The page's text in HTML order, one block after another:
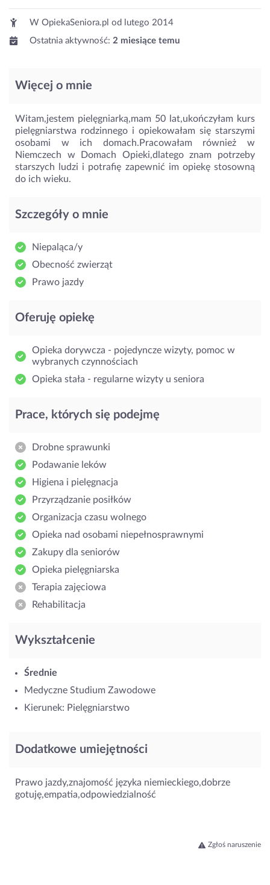
W OpiekaSeniora.pl od
lutego 2014
Ostatnia aktywność: 2 miesiące temu
Więcej o mnie
Witam,jestem pielęgniarką,mam 50 lat,ukończyłam kurs
pielęgniarstwa rodzinnego i opiekowałam się starszymi
osobami w ich domach.Pracowałam również w
Niemczech w Domach Opieki,dlatego znam potrzeby
starszych ludzi i potrafię zapewnić im opiekę stosowną
do ich wieku.
Szczegóły o mnie
Niepaląca/y
Obecność zwierząt
Prawo jazdy
Oferuję opiekę
Opieka dorywcza - pojedyncze wizyty, pomoc w
wybranych czynnościach
Opieka stała - regularne wizyty u seniora
Prace, których się podejmę
Drobne sprawunki
Podawanie leków
Higiena i pielęgnacja
Przyrządzanie posiłków
Organizacja czasu wolnego
Opieka nad osobami niepełnosprawnymi
Zakupy dla seniorów
Opieka pielęgniarska
Terapia zajęciowa
Rehabilitacja
Wykształcenie
Średnie
Medyczne Studium Zawodowe
Kierunek: Pielęgniarstwo
Dodatkowe umiejętności
Prawo jazdy,znajomość języka niemieckiego,dobrze
gotuję,empatia,odpowiedzialność
Zgłoś naruszenie